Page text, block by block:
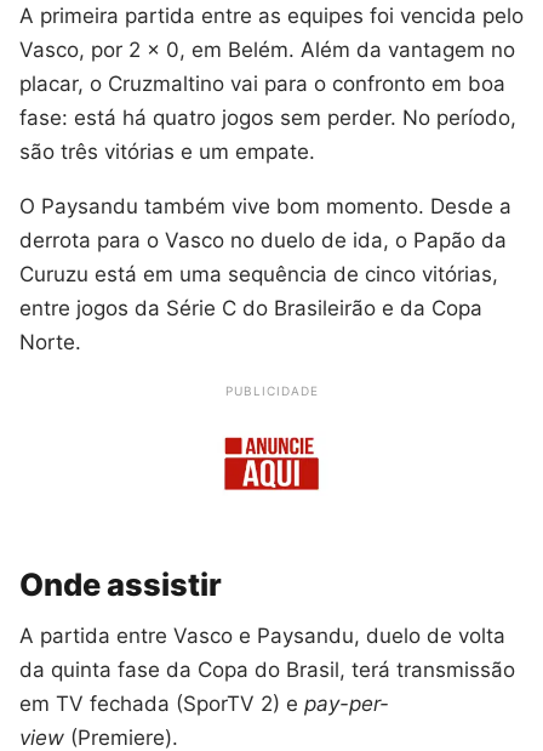
A primeira partida entre as equipes foi vencida pelo
Vasco, por 2 x 0, em Belém. Além da vantagem no
placar, o Cruzmaltino vai para o confronto em boa
fase: está há quatro jogos sem perder. No período,
são três vitórias e um empate.
O Paysandu também vive bom momento. Desde a
derrota para o Vasco no duelo de ida, o Papão da
Curuzu está em uma sequência de cinco vitórias,
entre jogos da Série C do Brasileirão e da Copa
Norte.
PUBLICIDADE
Onde assistir
A partida entre Vasco e Paysandu, duelo de volta
da quinta fase da Copa do Brasil, terá transmissão
em TV fechada (SporTV 2) e pay-per-
view (Premiere).